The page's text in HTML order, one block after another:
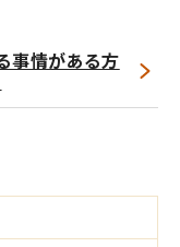
事情がある方